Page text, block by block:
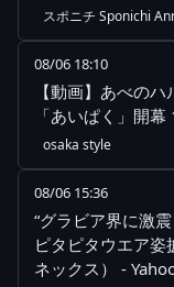
スポニチ Sponichi
08/06 18:10
【動画】あべの
「あいぱく」開
osaka style
08/06 15:36
“グラビア界に激
ピタピタウエア
ネックス） -